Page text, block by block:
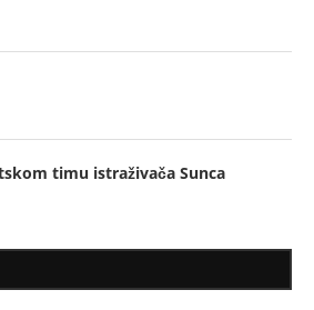
timu istraživača Sunca